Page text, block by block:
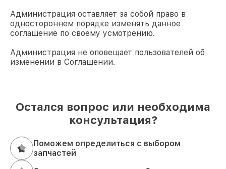
Администрация оставляет за собой право в
одностороннем порядке изменять данное
соглашение по своему усмотрению.
Администрация не оповещает пользователей об
изменении в Соглашении.
Остался вопрос или необходима
консультация?
Поможем определиться с выбором
запчастей